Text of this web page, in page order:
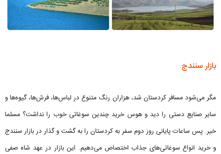
بازار سنندج
مگر می‌شود مسافر کردستان شد، هزاران رنگ‌ متنوع در لباس‌ها، فرش‌ها، گیوه‌ها و
سایر صنایع دستی را دید و هوس خرید چندین سوغاتی خوب را نداشت؟ مسلما
خیر. پس ساعات پایانی روز دوم سفر به کردستان را به گشت و گذار در بازار سنندج
و خرید انواع سوغاتی‌های جذاب اختصاص می‌دهیم. این بازار در عهد شاه صفی